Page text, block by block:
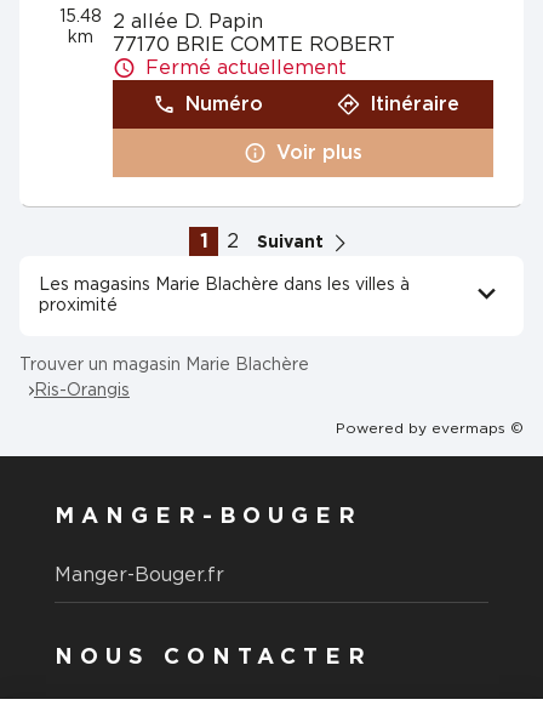
15.48
km
2 allée D. Papin
77170 BRIE COMTE ROBERT
Fermé actuellement
Numéro
Itinéraire
Voir plus
1 2 Suivant
Les magasins Marie Blachère dans les villes à
proximité
Trouver un magasin Marie Blachère
Ris-Orangis
Powered by evermaps ©
MANGER-BOUGER
Manger-Bouger.fr
NOUS CONTACTER